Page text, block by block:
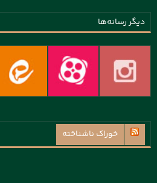
دیگر رسانه‌ها
خوراک ناشناخته